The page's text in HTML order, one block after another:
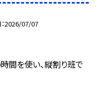
2026/07/07
時間を使い、縦割り班で